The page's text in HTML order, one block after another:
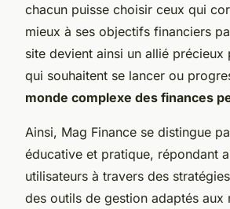
chacun puisse choisir ceux qui
mieux à ses objectifs financiers
site devient ainsi un allié précieux
qui souhaitent se lancer ou
monde complexe des finances
Ainsi, Mag Finance se distingue
éducative et pratique, répondant
utilisateurs à travers des
des outils de gestion adaptés aux